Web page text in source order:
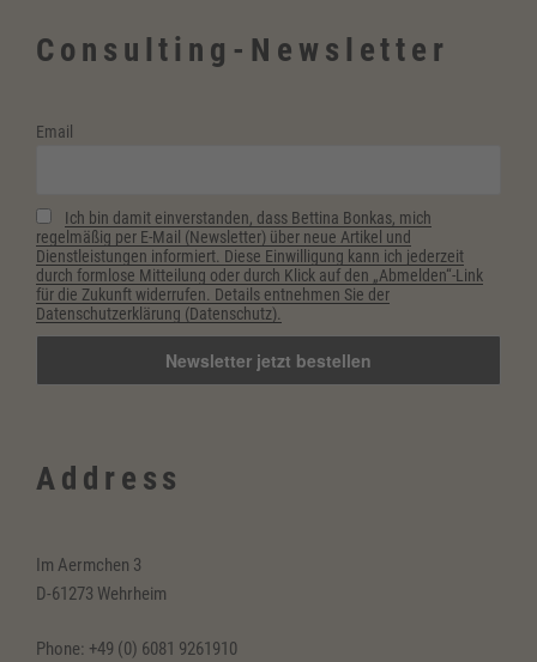
talk
Consulting-Newsletter
Email
Ich bin damit einverstanden, dass Bettina Bonkas, mich
regelmäßig per E-Mail (Newsletter) über neue Artikel und
Dienstleistungen informiert. Diese Einwilligung kann ich jederzeit
durch formlose Mitteilung oder durch Klick auf den „Abmelden“-Link
für die Zukunft widerrufen. Details entnehmen Sie der
Datenschutzerklärung (Datenschutz).
Address
Im Aermchen 3
D-61273 Wehrheim
Phone: +49 (0) 6081 9261910